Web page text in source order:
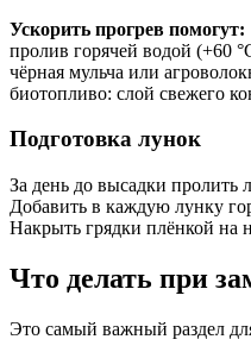
Ускорить прогрев помогут:
пролив горячей водой (+60
чёрная мульча или
биотопливо: слой свежего
Подготовка лунок
За день до высадки пролить
Добавить в каждую лунку
Накрыть грядки плёнкой на
Что делать при
Это самый важный раздел